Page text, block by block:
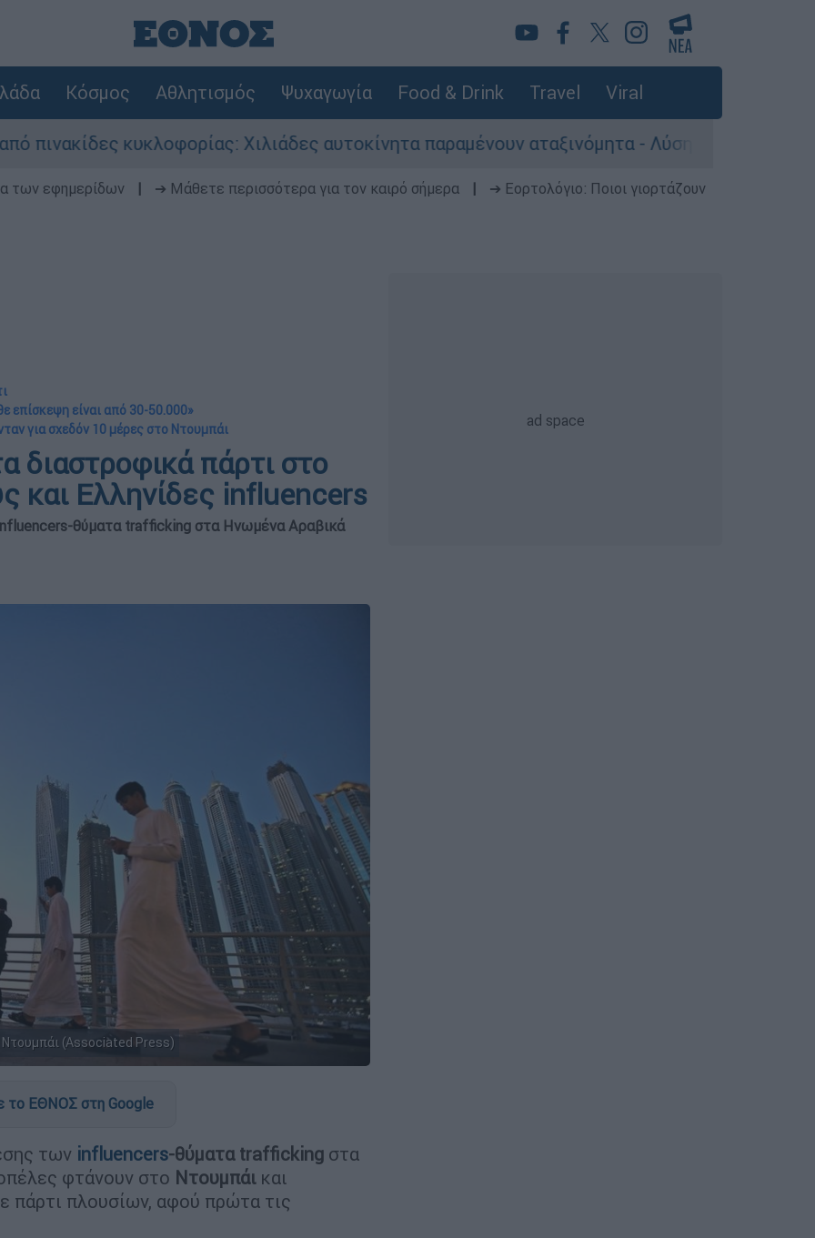
Κόσμος Αθλητισμός Ψυχαγωγία Food & Drink Travel Viral
κυκλοφορίας: Χιλιάδες αυτοκίνητα παραμένουν αταξινόμητα - Λύση αναζητά το υπουργείο
των εφημερίδων ➔ Μάθετε περισσότερα για τον καιρό σήμερα
➔ Εορτολόγιο: Ποιοι γιορτάζουν
επίσκεψη είναι από 30-50.000»
για σχεδόν 10 μέρες στο Ντουμπάι
διαστροφικά πάρτι στο
και Ελληνίδες influencers
θύματα trafficking στα Ηνωμένα Αραβικά
Ντουμπάι (Associated Press)
το ΕΘΝΟΣ στη Google
των influencers-θύματα trafficking στα
φτάνουν στο Ντουμπάι και
πάρτι πλουσίων, αφού πρώτα τις